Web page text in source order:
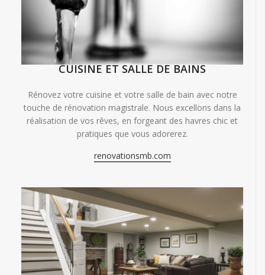
CUISINE ET SALLE DE BAINS
Rénovez votre cuisine et votre salle de bain avec notre
touche de rénovation magistrale. Nous excellons dans la
réalisation de vos rêves, en forgeant des havres chic et
pratiques que vous adorerez.
renovationsmb.com